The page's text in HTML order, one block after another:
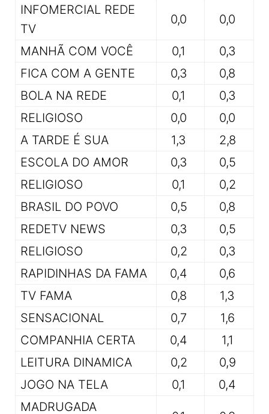
INFOMERCIAL REDE
TV
0,0 0,0
MANHÃ COM VOCÊ 0,1
0,3
FICA COM A GENTE
0,3
0,8
BOLA NA REDE
0,1
0,3
RELIGIOSO
0,0
0,0
A TARDE É SUA
1,3
2,8
ESCOLA DO AMOR
0,3
0,5
RELIGIOSO
0,1
0,2
BRASIL DO POVO
0,5
0,8
REDETV NEWS
0,3
0,5
RELIGIOSO
0,2
0,3
RAPIDINHAS DA FAMA
0,4
0,6
TV FAMA
0,8
1,3
SENSACIONAL
0,7
1,6
COMPANHIA CERTA
0,4
1,1
LEITURA DINAMICA
0,2
0,9
JOGO NA TELA
0,1
0,4
MADRUGADA